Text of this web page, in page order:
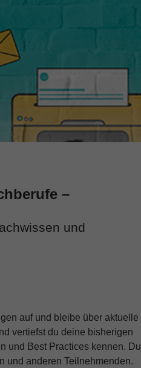
–
und
auf und bleibe über aktuelle
vertiefst du deine bisherigen
und Best Practices kennen. Du
und anderen Teilnehmenden.